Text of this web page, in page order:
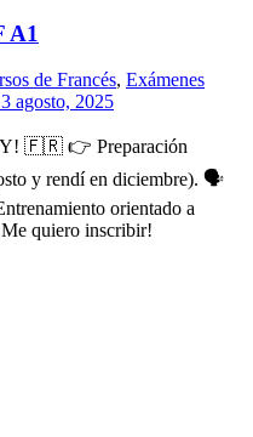
A1
de Francés, Exámenes
agosto, 2025
🇫🇷 👉 Preparación
y rendí en diciembre). 🗣️
orientado a
quiero inscribir!